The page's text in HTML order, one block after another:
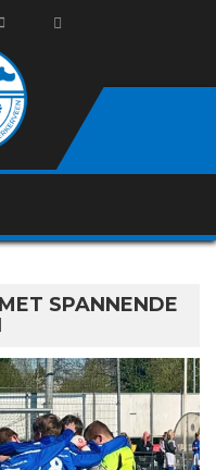
SPANNENDE